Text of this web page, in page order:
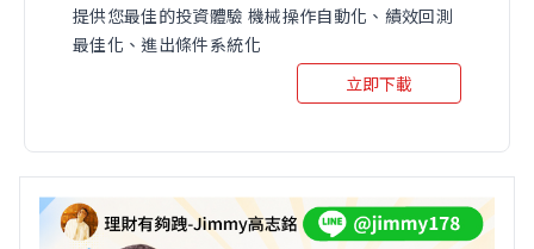
提供您最佳的投資體驗 機械操作自動化、績效回測
最佳化、進出條件系統化
立即下載